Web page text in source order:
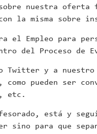
nuestra oferta
la misma
el Empleo para
del Proceso de
Twitter y a
pueden ser
etc.
está y
sino para que